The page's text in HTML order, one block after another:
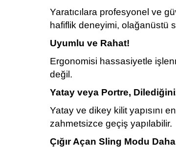
Yaratıcılara profesyonel ve
hafiflik deneyimi, olağanüstü
Uyumlu ve Rahat!
Ergonomisi hassasiyetle
değil.
Yatay veya Portre,
Yatay ve dikey kilit yapısını
zahmetsizce geçiş yapılabilir.
Çığır Açan Sling Modu